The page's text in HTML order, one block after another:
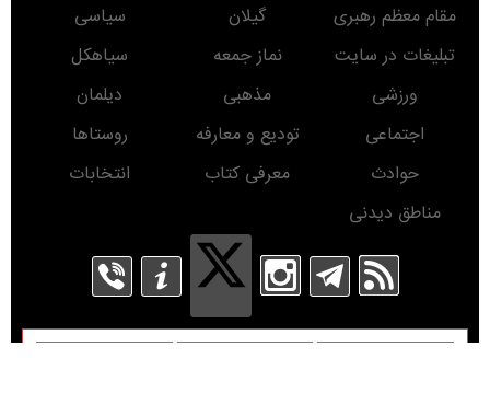
مقام معظم رهبری گیلان
سیاسی
تبلیغات در سایت
نماز جمعه
سیاهکل
ورزشی
مذهبی
دیلمان
اجتماعی
تودیع و معارفه
روستاها
حوادث
معرفی کتاب
انتخابات
مناطق دیدنی